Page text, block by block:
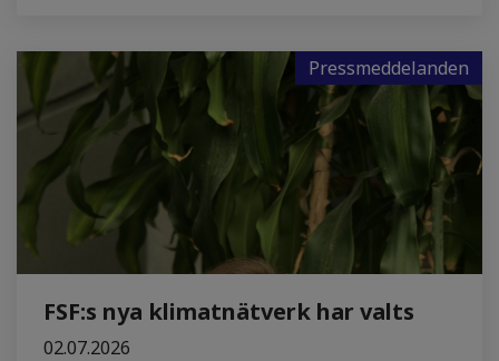
Pressmeddelanden
FSF:s nya klimatnätverk har valts
02.07.2026